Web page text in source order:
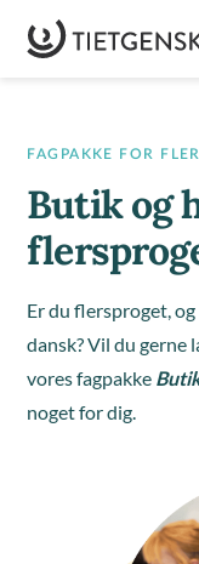
FAGPAKKE FOR
Butik og
Er du flersproget,
dansk? Vil du gerne
vores fagpakke
noget for dig.